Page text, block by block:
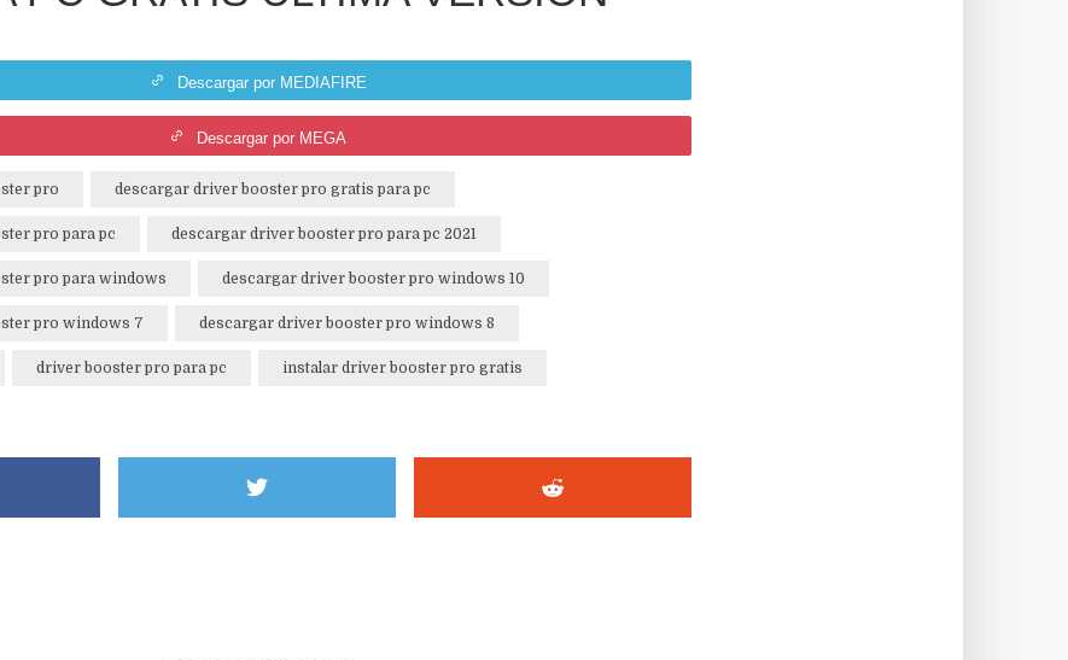
Descargar por MEDIAFIRE
Descargar por MEGA
pro descargar driver booster pro gratis para pc
pro para pc descargar driver booster pro para pc 2021
pro para windows descargar driver booster pro windows 10
pro windows 7 descargar driver booster pro windows 8
driver booster pro para pc instalar driver booster pro gratis